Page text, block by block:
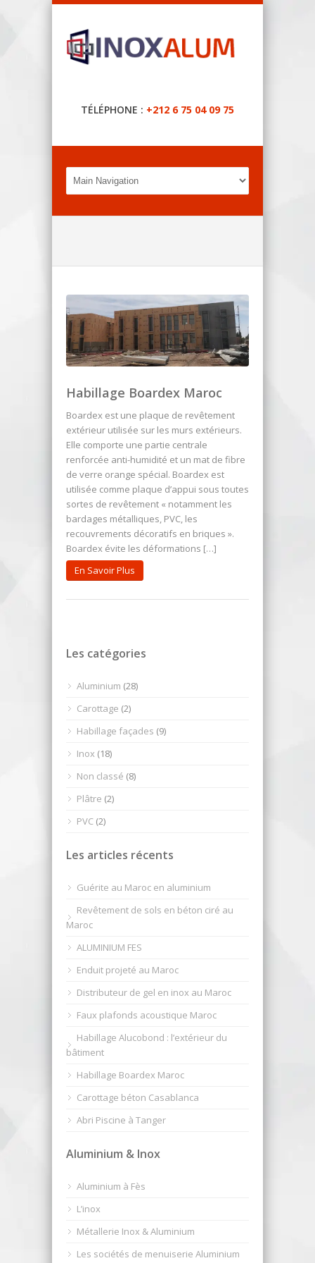
TÉLÉPHONE : +212 6 75 04 09 75
Habillage Boardex Maroc
Boardex est une plaque de revêtement
extérieur utilisée sur les murs extérieurs.
Elle comporte une partie centrale
renforcée anti-humidité et un mat de fibre
de verre orange spécial. Boardex est
utilisée comme plaque d’appui sous toutes
sortes de revêtement « notamment les
bardages métalliques, PVC, les
recouvrements décoratifs en briques ».
Boardex évite les déformations […]
En Savoir Plus
Les catégories
Aluminium (28)
Carottage (2)
Habillage façades (9)
Inox (18)
Non classé (8)
Plâtre (2)
PVC (2)
Les articles récents
Guérite au Maroc en aluminium
Revêtement de sols en béton ciré au
Maroc
ALUMINIUM FES
Enduit projeté au Maroc
Distributeur de gel en inox au Maroc
Faux plafonds acoustique Maroc
Habillage Alucobond : l’extérieur du
bâtiment
Habillage Boardex Maroc
Carottage béton Casablanca
Abri Piscine à Tanger
Aluminium & Inox
Aluminium à Fès
L’inox
Métallerie Inox & Aluminium
Les sociétés de menuiserie Aluminium